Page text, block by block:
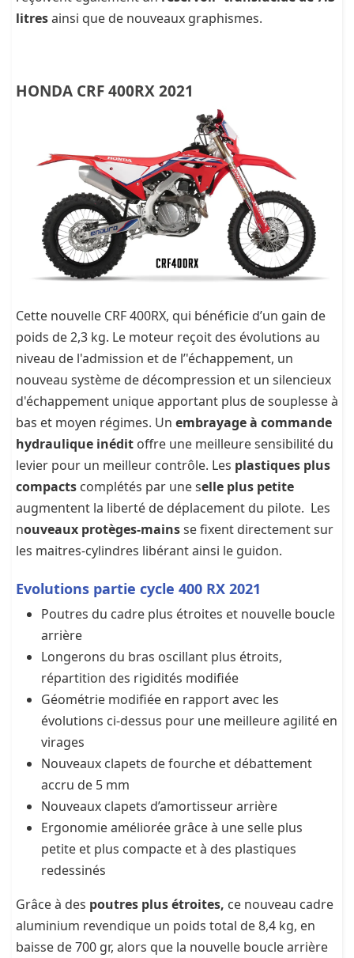
litresainsi que de nouveaux graphismes.
HONDA CRF 400RX 2021
Cette nouvelle CRF 400RX, qui bénéficie d’un gain de
poids de 2,3 kg. Le moteur reçoit des évolutions au
niveau de l'admission et de l’'échappement, un
nouveau système de décompression et un silencieux
d'échappement unique apportant plus de souplesse à
bas et moyen régimes. Un embrayage à commande
hydraulique inédit offre une meilleure sensibilité du
levier pour un meilleur contrôle. Les plastiques plus
compacts complétés par une selle plus petite
augmentent la liberté de déplacement du pilote. Les
nouveaux protèges-mainsse fixent directement sur
les maitres-cylindres libérant ainsi le guidon.
Evolutions partie cycle 400 RX 2021
Poutres du cadre plus étroites et nouvelle boucle
arrière
Longerons du bras oscillant plus étroits,
répartition des rigidités modifiée
Géométrie modifiée en rapport avec les
évolutions ci-dessus pour une meilleure agilité en
virages
Nouveaux clapets de fourche et débattement
accru de 5 mm
Nouveaux clapets d’amortisseur arrière
Ergonomie améliorée grâce à une selle plus
petite et plus compacte et à des plastiques
redessinés
Grâce à des poutres plus étroites, ce nouveau cadre
aluminium revendique un poids total de 8,4 kg, en
baisse de 700 gr, alors que la nouvelle boucle arrière